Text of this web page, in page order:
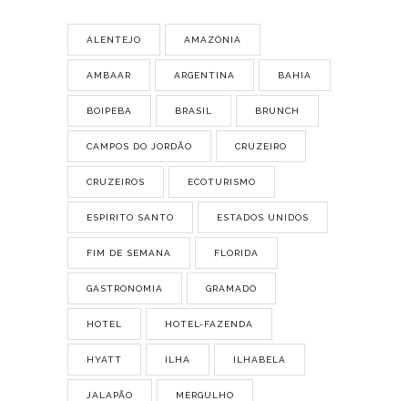
ALENTEJO AMAZÔNIA
AMBAAR ARGENTINA BAHIA
BOIPEBA BRASIL BRUNCH
CAMPOS DO JORDÃO CRUZEIRO
CRUZEIROS ECOTURISMO
ESPÍRITO SANTO ESTADOS UNIDOS
FIM DE SEMANA FLORIDA
GASTRONOMIA GRAMADO
HOTEL HOTEL-FAZENDA
HYATT ILHA ILHABELA
JALAPÃO MERGULHO